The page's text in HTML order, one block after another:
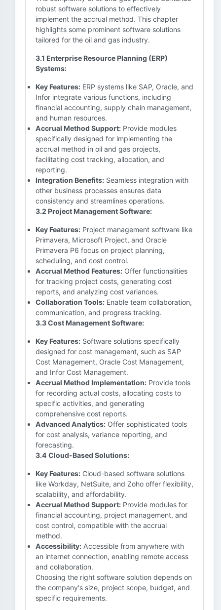
robust software solutions to effectively
implement the accrual method. This chapter
highlights some prominent software solutions
tailored for the oil and gas industry.
3.1 Enterprise Resource Planning (ERP)
Systems:
Key Features: ERP systems like SAP, Oracle, and
Infor integrate various functions, including
financial accounting, supply chain management,
and human resources.
Accrual Method Support: Provide modules
specifically designed for implementing the
accrual method in oil and gas projects,
facilitating cost tracking, allocation, and
reporting.
Integration Benefits: Seamless integration with
other business processes ensures data
consistency and streamlines operations.
3.2 Project Management Software:
Key Features: Project management software like
Primavera, Microsoft Project, and Oracle
Primavera P6 focus on project planning,
scheduling, and cost control.
Accrual Method Features: Offer functionalities
for tracking project costs, generating cost
reports, and analyzing cost variances.
Collaboration Tools: Enable team collaboration,
communication, and progress tracking.
3.3 Cost Management Software:
Key Features: Software solutions specifically
designed for cost management, such as SAP
Cost Management, Oracle Cost Management,
and Infor Cost Management.
Accrual Method Implementation: Provide tools
for recording actual costs, allocating costs to
specific activities, and generating
comprehensive cost reports.
Advanced Analytics: Offer sophisticated tools
for cost analysis, variance reporting, and
forecasting.
3.4 Cloud-Based Solutions:
Key Features: Cloud-based software solutions
like Workday, NetSuite, and Zoho offer flexibility,
scalability, and affordability.
Accrual Method Support: Provide modules for
financial accounting, project management, and
cost control, compatible with the accrual
method.
Accessibility: Accessible from anywhere with
an internet connection, enabling remote access
and collaboration.
Choosing the right software solution depends on
the company's size, project scope, budget, and
specific requirements.